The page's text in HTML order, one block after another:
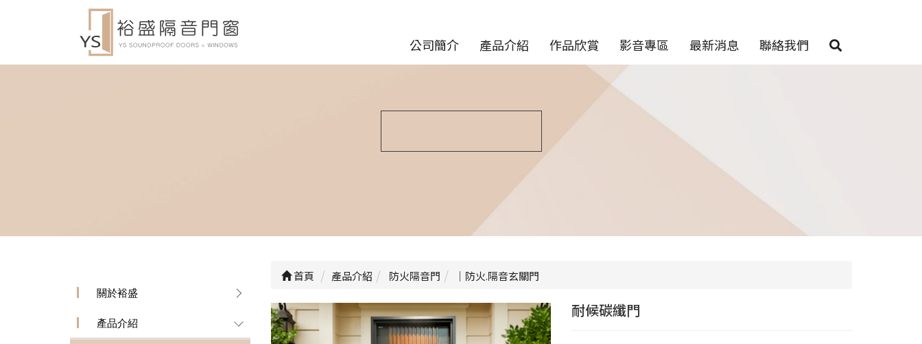
公司簡介 產品介紹 作品欣賞 影音專區 最新消息 聯絡我們
關於裕盛
產品介紹
首頁 產品介紹 防火隔音門 ｜防火.隔音玄關門
耐候碳纖門